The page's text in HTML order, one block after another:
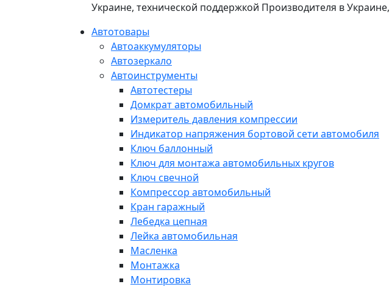
Украине, технической поддержкой Производителя в
Автотовары
Автоаккумуляторы
Автозеркало
Автоинструменты
Автотестеры
Домкрат автомобильный
Измеритель давления компрессии
Индикатор напряжения бортовой сети автомобиля
Ключ баллонный
Ключ для монтажа автомобильных кругов
Ключ свечной
Компрессор автомобильный
Кран гаражный
Лебедка цепная
Лейка автомобильная
Масленка
Монтажка
Монтировка